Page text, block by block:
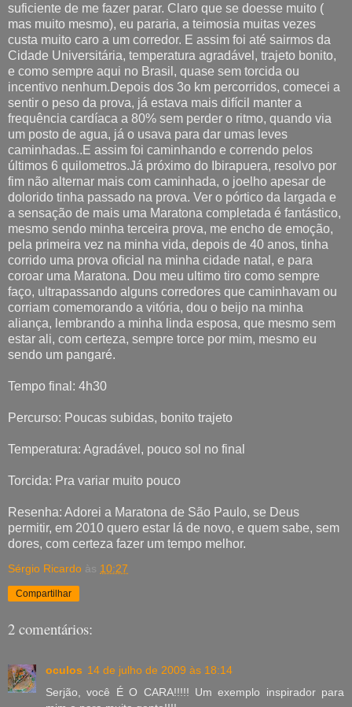
suficiente de me fazer parar. Claro que se doesse muito (
mas muito mesmo), eu pararia, a teimosia muitas vezes
custa muito caro a um corredor. E assim foi até sairmos da
Cidade Universitária, temperatura agradável, trajeto bonito,
e como sempre aqui no Brasil, quase sem torcida ou
incentivo nenhum.Depois dos 3o km percorridos, comecei a
sentir o peso da prova, já estava mais difícil manter a
frequência cardíaca a 80% sem perder o ritmo, quando via
um posto de agua, já o usava para dar umas leves
caminhadas..E assim foi caminhando e correndo pelos
últimos 6 quilometros.Já próximo do Ibirapuera, resolvo por
fim não alternar mais com caminhada, o joelho apesar de
dolorido tinha passado na prova. Ver o pórtico da largada e
a sensação de mais uma Maratona completada é fantástico,
mesmo sendo minha terceira prova, me encho de emoção,
pela primeira vez na minha vida, depois de 40 anos, tinha
corrido uma prova oficial na minha cidade natal, e para
coroar uma Maratona. Dou meu ultimo tiro como sempre
faço, ultrapassando alguns corredores que caminhavam ou
corriam comemorando a vitória, dou o beijo na minha
aliança, lembrando a minha linda esposa, que mesmo sem
estar ali, com certeza, sempre torce por mim, mesmo eu
sendo um pangaré.
Tempo final: 4h30
Percurso: Poucas subidas, bonito trajeto
Temperatura: Agradável, pouco sol no final
Torcida: Pra variar muito pouco
Resenha: Adorei a Maratona de São Paulo, se Deus
permitir, em 2010 quero estar lá de novo, e quem sabe, sem
dores, com certeza fazer um tempo melhor.
Sérgio Ricardo às 10:27
Compartilhar
2 comentários:
oculos 14 de julho de 2009 às 18:14
Serjão, você É O CARA!!!!! Um exemplo inspirador para